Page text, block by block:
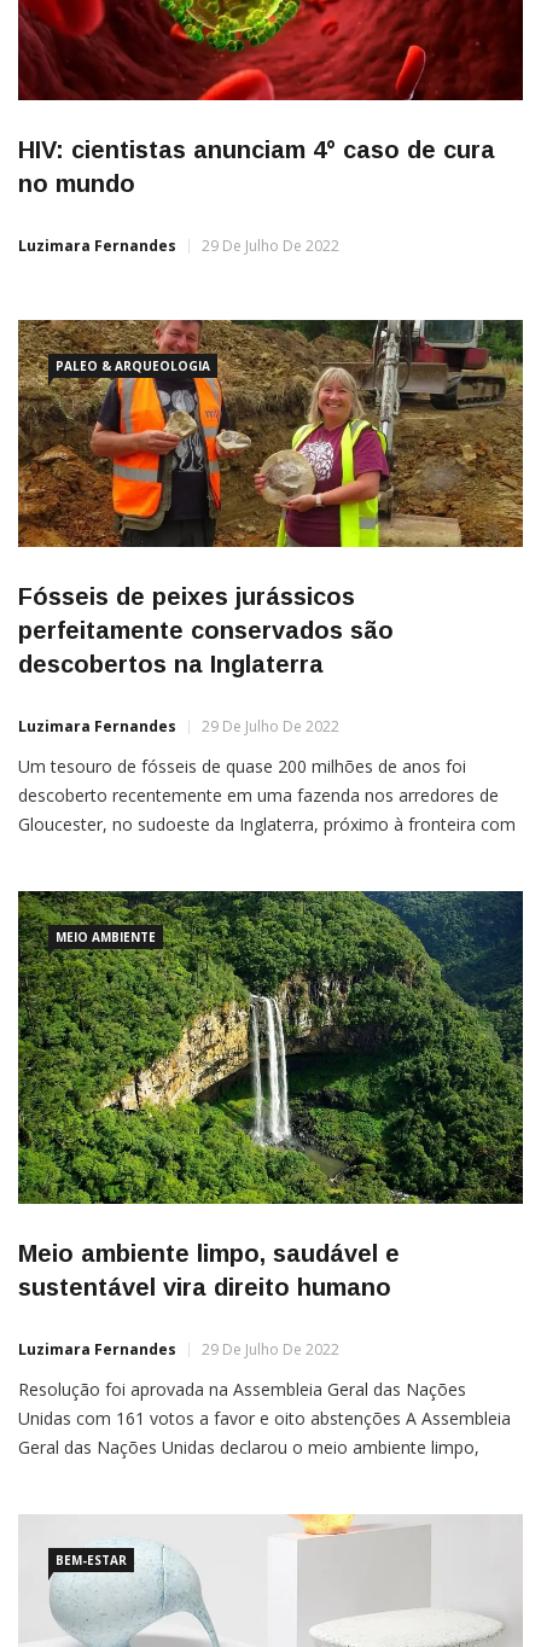
HIV: cientistas anunciam 4° caso de cura
no mundo
Luzimara Fernandes 29 De Julho De 2022
PALEO & ARQUEOLOGIA
Fósseis de peixes jurássicos
perfeitamente conservados são
descobertos na Inglaterra
Luzimara Fernandes 29 De Julho De 2022
Um tesouro de fósseis de quase 200 milhões de anos foi
descoberto recentemente em uma fazenda nos arredores de
Gloucester, no sudoeste da Inglaterra, próximo à fronteira com
restos
MEIO AMBIENTE
Meio ambiente limpo, saudável e
sustentável vira direito humano
Luzimara Fernandes 29 De Julho De 2022
Resolução foi aprovada na Assembleia Geral das Nações
Unidas com 161 votos a favor e oito abstenções A Assembleia
Geral das Nações Unidas declarou o meio ambiente limpo,
BEM-ESTAR